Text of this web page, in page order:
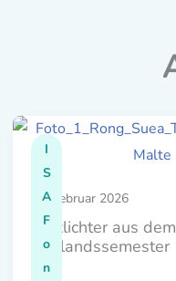
I
S
A
F
o
n
03. Februar 2026
Blitzlichter aus dem
Auslandssemester